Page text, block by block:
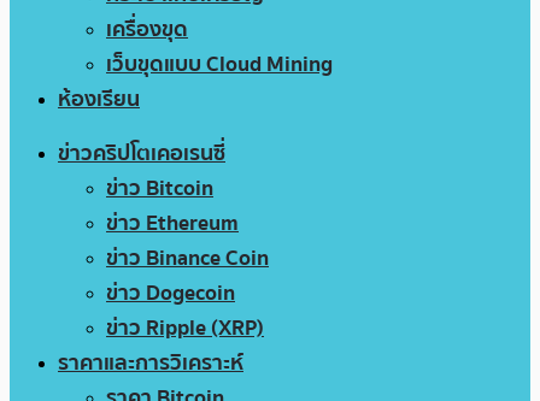
เครื่องขุด
เว็บขุดแบบ Cloud Mining
ห้องเรียน
ข่าวคริปโตเคอเรนซี่
ข่าว Bitcoin
ข่าว Ethereum
ข่าว Binance Coin
ข่าว Dogecoin
ข่าว Ripple (XRP)
ราคาและการวิเคราะห์